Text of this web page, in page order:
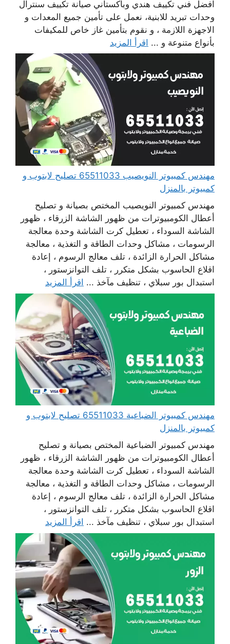
افضل فني تكييف هندي وباكستاني صيانة تكييف سنترال
وحدات تبريد للابنية، نعمل على تأمين جميع المعدات و
الاجهزة اللازمة ، و نقوم بتأمين غاز خاص للمكيفات
بأنواع متنوعة و ... اقرأ المزيد
مهندس كمبيوتر النويصيب 65511033 تصليح لابتوب و
كمبيوتر بالمنزل
مهندس كمبيوتر النويصيب المختص بصيانة و تصليح
أعطال الكومبيوترات من ظهور الشاشة الزرقاء ، ظهور
الشاشة السوداء ، تعطيل كرت الشاشة وحدة معالجة
الرسومات ، مشاكل وحدات الطاقة و التغذية ، معالجة
مشاكل الحرارة الزائدة ، تلف معالج الرسوم ، إعادة
اقلاع الحاسوب بشكل متكرر ، تلف التوانزستور ،
استبدال بور سبلاي ، تنظيف مآخذ ... اقرأ المزيد
مهندس كمبيوتر الضباعية 65511033 تصليح لابتوب و
كمبيوتر بالمنزل
مهندس كمبيوتر الضباعية المختص بصيانة و تصليح
أعطال الكومبيوترات من ظهور الشاشة الزرقاء ، ظهور
الشاشة السوداء ، تعطيل كرت الشاشة وحدة معالجة
الرسومات ، مشاكل وحدات الطاقة و التغذية ، معالجة
مشاكل الحرارة الزائدة ، تلف معالج الرسوم ، إعادة
اقلاع الحاسوب بشكل متكرر ، تلف التوانزستور ،
استبدال بور سبلاي ، تنظيف مآخذ ... اقرأ المزيد